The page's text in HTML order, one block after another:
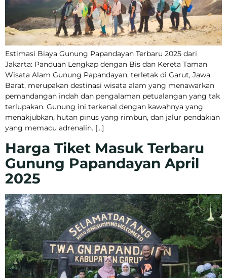
Estimasi Biaya Gunung Papandayan Terbaru 2025 dari
Jakarta: Panduan Lengkap dengan Bis dan Kereta Taman
Wisata Alam Gunung Papandayan, terletak di Garut, Jawa
Barat, merupakan destinasi wisata alam yang menawarkan
pemandangan indah dan pengalaman petualangan yang tak
terlupakan. Gunung ini terkenal dengan kawahnya yang
menakjubkan, hutan pinus yang rimbun, dan jalur pendakian
yang memacu adrenalin. […]
Harga Tiket Masuk Terbaru
Gunung Papandayan April
2025